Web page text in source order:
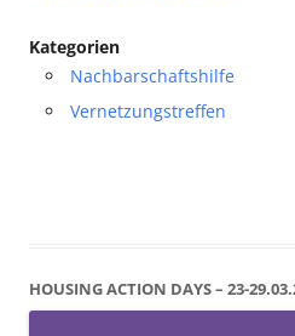
Kategorien
Nachbarschaftshilfe
Vernetzungstreffen
HOUSING ACTION DAYS – 23-